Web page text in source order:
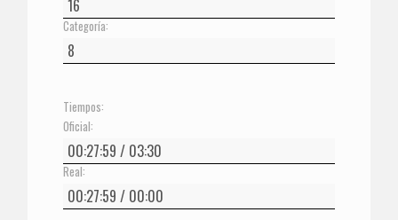
Categoría:
Tiempos:
Oficial:
Real: